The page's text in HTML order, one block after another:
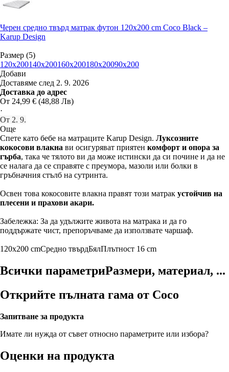
Черен средно твърд матрак футон 120x200 cm Coco Black –
Karup Design
Размер (5)
120x200140x200160x200180x20090x200
Добави
Доставяме след 2. 9. 2026
Доставка до адрес
От 24,99 € (48,88 Лв)
·
От 2. 9.
Още
Спете като бебе на матраците Karup Design. Луксозните
кокосови влакна ви осигуряват приятен комфорт и опора за
гърба, така че тялото ви да може истински да си почине и да не
се налага да се справяте с преумора, мазоли или болки в
гръбначния стълб на сутринта.
Освен това кокосовите влакна правят този матрак устойчив на
плесени и прахови акари.
Забележка: За да удължите живота на матрака и да го
поддържате чист, препоръчваме да използвате чаршаф.
120x200 cmСредно твърдБялПлътност 16 cm
Всички параметриРазмери, материал, ...
Открийте пълната гама от Coco
Запитване за продукта
Имате ли нужда от съвет относно параметрите или избора?
Оценки на продукта